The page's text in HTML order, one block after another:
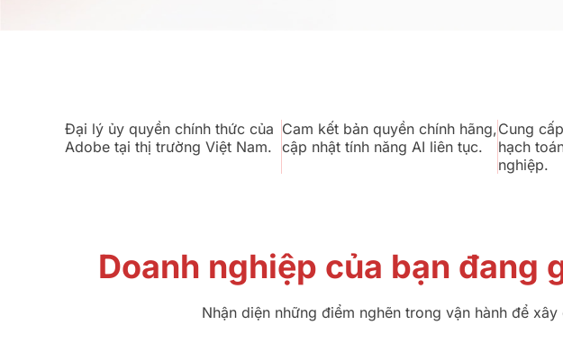
Đại lý ủy quyền chính thức của
Adobe tại thị trường Việt Nam.
Cam kết bản quyền chính hãng,
cập nhật tính năng AI liên tục.
Cung
hạch
nghiệp.
Doanh nghiệp của bạn đang
Nhận diện những điểm nghẽn trong vận hành để